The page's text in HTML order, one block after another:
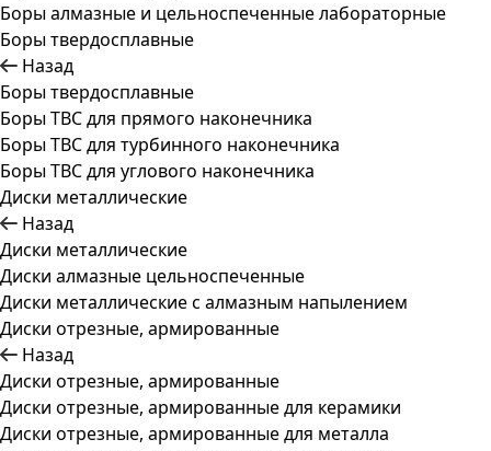
Боры алмазные и цельноспеченные лабораторные
Боры твердосплавные
Назад
Боры твердосплавные
Боры ТВС для прямого наконечника
Боры ТВС для турбинного наконечника
Боры ТВС для углового наконечника
Диски металлические
Назад
Диски металлические
Диски алмазные цельноспеченные
Диски металлические с алмазным напылением
Диски отрезные, армированные
Назад
Диски отрезные, армированные
Диски отрезные, армированные для керамики
Диски отрезные, армированные для металла